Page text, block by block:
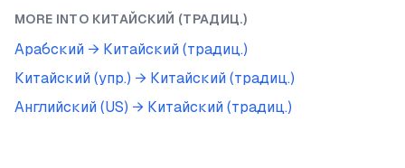
MORE INTO КИТАЙСКИЙ (ТРАДИЦ.)
Арабский → Китайский (традиц.)
Китайский (упр.) → Китайский (традиц.)
Английский (US) → Китайский (традиц.)